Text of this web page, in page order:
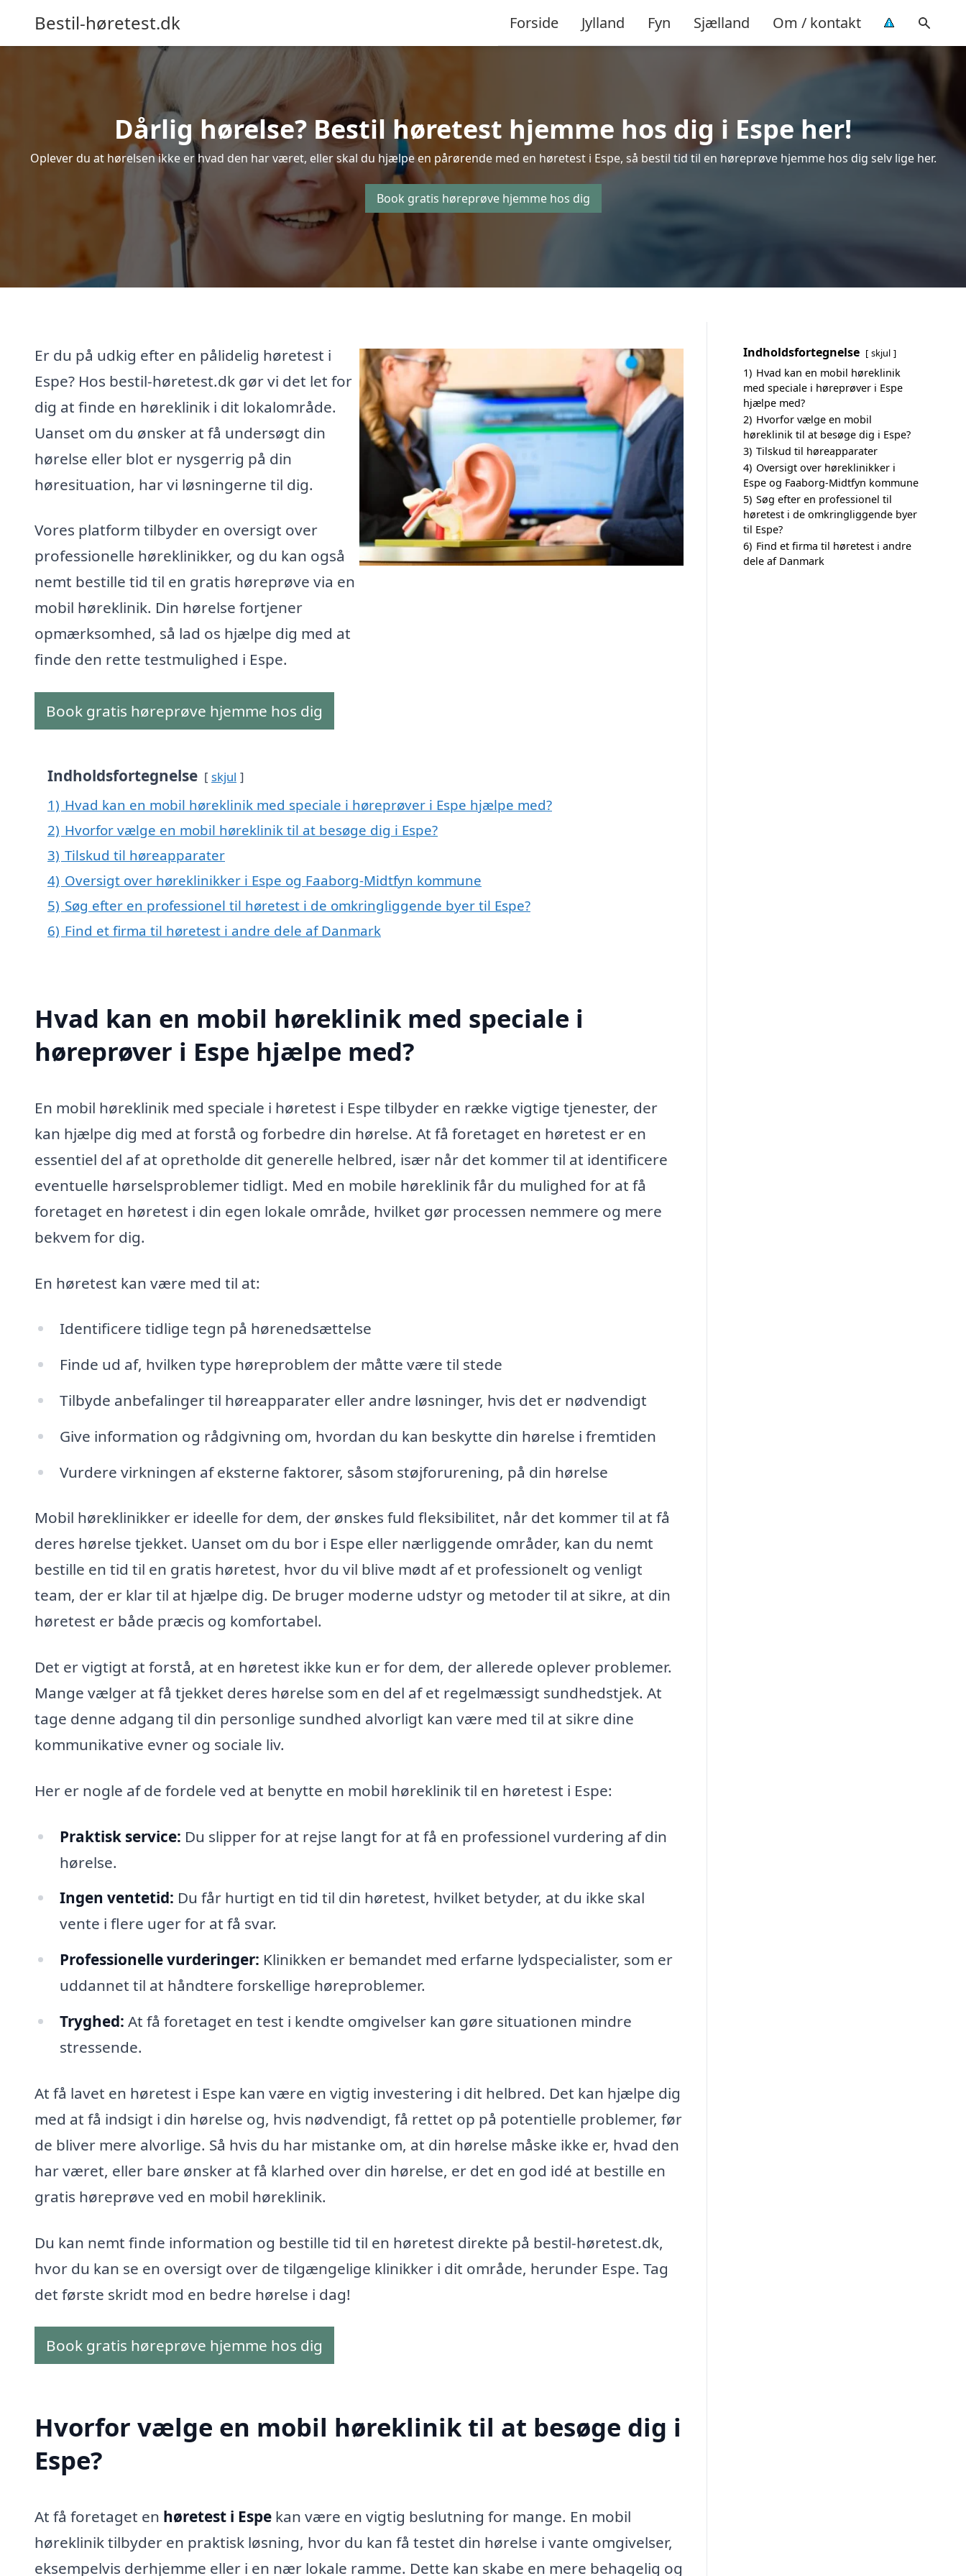
Bestil-høretest.dk Forside Jylland Fyn Sjælland Om / kontakt
Dårlig hørelse? Bestil høretest hjemme hos dig i Espe her!
Oplever du at hørelsen ikke er hvad den har været, eller skal du hjælpe en pårørende med en høretest i Espe, så bestil tid til en høreprøve hjemme hos dig selv lige her.
Book gratis høreprøve hjemme hos dig
Er du på udkig efter en pålidelig høretest i
Espe? Hos bestil-høretest.dk gør vi det let for
dig at finde en høreklinik i dit lokalområde.
Uanset om du ønsker at få undersøgt din
hørelse eller blot er nysgerrig på din
høresituation, har vi løsningerne til dig.
Vores platform tilbyder en oversigt over
professionelle høreklinikker, og du kan også
nemt bestille tid til en gratis høreprøve via en
mobil høreklinik. Din hørelse fortjener
opmærksomhed, så lad os hjælpe dig med at
finde den rette testmulighed i Espe.
Book gratis høreprøve hjemme hos dig
Indholdsfortegnelse skjul
1) Hvad kan en mobil høreklinik med speciale i høreprøver i Espe hjælpe med?
2) Hvorfor vælge en mobil høreklinik til at besøge dig i Espe?
3) Tilskud til høreapparater
4) Oversigt over høreklinikker i Espe og Faaborg-Midtfyn kommune
5) Søg efter en professionel til høretest i de omkringliggende byer til Espe?
6) Find et firma til høretest i andre dele af Danmark
Hvad kan en mobil høreklinik med speciale i
høreprøver i Espe hjælpe med?
En mobil høreklinik med speciale i høretest i Espe tilbyder en række vigtige tjenester, der
kan hjælpe dig med at forstå og forbedre din hørelse. At få foretaget en høretest er en
essentiel del af at opretholde dit generelle helbred, især når det kommer til at identificere
eventuelle hørselsproblemer tidligt. Med en mobile høreklinik får du mulighed for at få
foretaget en høretest i din egen lokale område, hvilket gør processen nemmere og mere
bekvem for dig.
En høretest kan være med til at:
Identificere tidlige tegn på hørenedsættelse
Finde ud af, hvilken type høreproblem der måtte være til stede
Tilbyde anbefalinger til høreapparater eller andre løsninger, hvis det er nødvendigt
Give information og rådgivning om, hvordan du kan beskytte din hørelse i fremtiden
Vurdere virkningen af ​​eksterne faktorer, såsom støjforurening, på din hørelse
Mobil høreklinikker er ideelle for dem, der ønskes fuld fleksibilitet, når det kommer til at få
deres hørelse tjekket. Uanset om du bor i Espe eller nærliggende områder, kan du nemt
bestille en tid til en gratis høretest, hvor du vil blive mødt af et professionelt og venligt
team, der er klar til at hjælpe dig. De bruger moderne udstyr og metoder til at sikre, at din
høretest er både præcis og komfortabel.
Det er vigtigt at forstå, at en høretest ikke kun er for dem, der allerede oplever problemer.
Mange vælger at få tjekket deres hørelse som en del af et regelmæssigt sundhedstjek. At
tage denne adgang til din personlige sundhed alvorligt kan være med til at sikre dine
kommunikative evner og sociale liv.
Her er nogle af de fordele ved at benytte en mobil høreklinik til en høretest i Espe:
Praktisk service: Du slipper for at rejse langt for at få en professionel vurdering af din
hørelse.
Ingen ventetid: Du får hurtigt en tid til din høretest, hvilket betyder, at du ikke skal
vente i flere uger for at få svar.
Professionelle vurderinger: Klinikken er bemandet med erfarne lydspecialister, som er
uddannet til at håndtere forskellige høreproblemer.
Tryghed: At få foretaget en test i kendte omgivelser kan gøre situationen mindre
stressende.
At få lavet en høretest i Espe kan være en vigtig investering i dit helbred. Det kan hjælpe dig
med at få indsigt i din hørelse og, hvis nødvendigt, få rettet op på potentielle problemer, før
de bliver mere alvorlige. Så hvis du har mistanke om, at din hørelse måske ikke er, hvad den
har været, eller bare ønsker at få klarhed over din hørelse, er det en god idé at bestille en
gratis høreprøve ved en mobil høreklinik.
Du kan nemt finde information og bestille tid til en høretest direkte på bestil-høretest.dk,
hvor du kan se en oversigt over de tilgængelige klinikker i dit område, herunder Espe. Tag
det første skridt mod en bedre hørelse i dag!
Book gratis høreprøve hjemme hos dig
Hvorfor vælge en mobil høreklinik til at besøge dig i
Espe?
At få foretaget en høretest i Espe kan være en vigtig beslutning for mange. En mobil
høreklinik tilbyder en praktisk løsning, hvor du kan få testet din hørelse i vante omgivelser,
eksempelvis derhjemme eller i en nær lokale ramme. Dette kan skabe en mere behagelig og
Indholdsfortegnelse skjul
1) Hvad kan en mobil høreklinik
med speciale i høreprøver i Espe
hjælpe med?
2) Hvorfor vælge en mobil
høreklinik til at besøge dig i Espe?
3) Tilskud til høreapparater
4) Oversigt over høreklinikker i
Espe og Faaborg-Midtfyn kommune
5) Søg efter en professionel til
høretest i de omkringliggende byer
til Espe?
6) Find et firma til høretest i andre
dele af Danmark